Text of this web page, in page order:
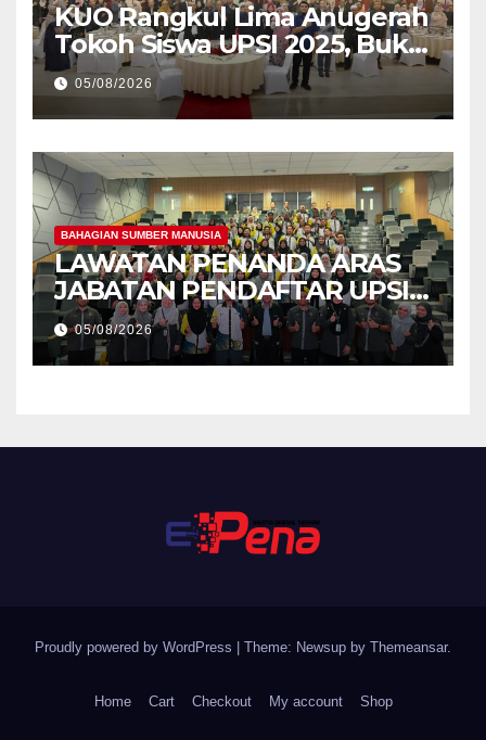
KUO Rangkul Lima Anugerah
Tokoh Siswa UPSI 2025, Bukti
Kecemerlangan Mahasiswa
Holistik
05/08/2026
BAHAGIAN SUMBER MANUSIA
LAWATAN PENANDA ARAS
JABATAN PENDAFTAR UPSI
KE JABATAN PENDAFTAR
UniSZA – PERKUKUH
KERJASAMA STRATEGIK
05/08/2026
Proudly powered by WordPress Theme: Newsup by Themeansar.
Home Cart Checkout My account Shop